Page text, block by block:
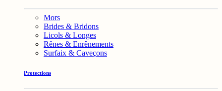
Mors
Brides & Bridons
Licols & Longes
Rênes & Enrênements
Surfaix & Caveçons
Protections